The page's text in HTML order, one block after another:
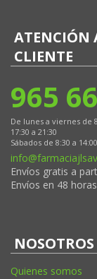
ATENCIÓN
CLIENTE
965
De lunes a viernes de
17:30 a 21:30
Sábados de 8:30 a 14:00
Envíos gratis a
Envíos en 48 horas
NOSOTROS
Quienes somos